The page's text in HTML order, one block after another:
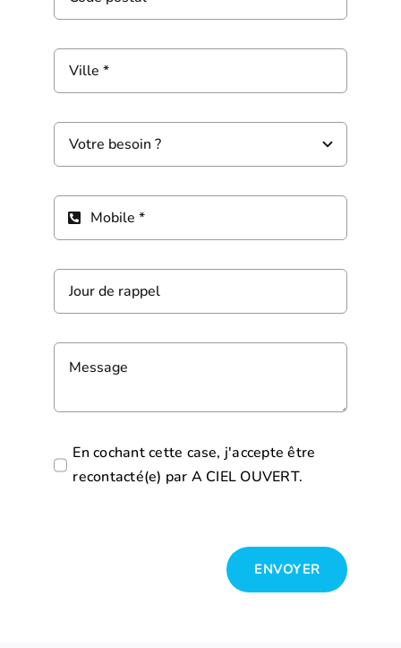
En cochant cette case, j'accepte être
recontacté(e) par A CIEL OUVERT.
ENVOYER